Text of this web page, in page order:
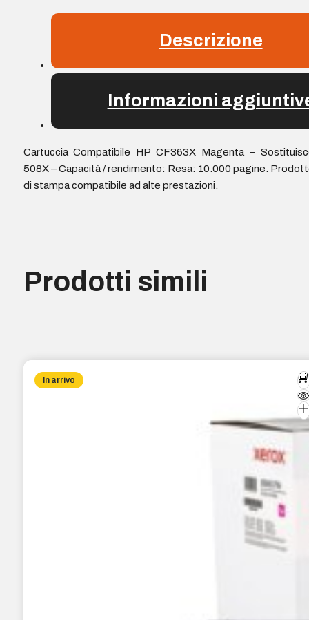
Descrizione
Informazioni
Cartuccia Compatibile HP CF363X Magenta –
508X – Capacità / rendimento: Resa: 10.000 pagine.
di stampa compatibile ad alte prestazioni.
Prodotti simili
In arrivo